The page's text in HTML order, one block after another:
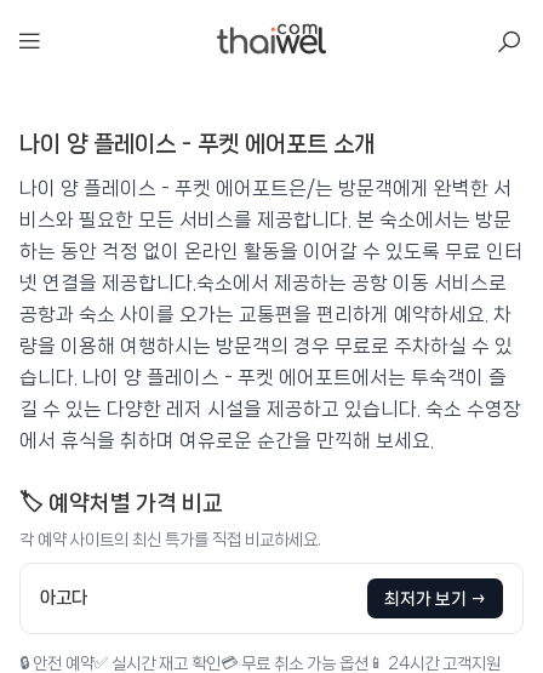
나이 양 플레이스 - 푸켓 에어포트
📍 푸켓★★★ ⭐ 8.5
💰 최저가 확인 · 예약하기
나이 양 플레이스 - 푸켓 에어포트 소개
나이 양 플레이스 - 푸켓 에어포트은/는 방문객에게 완벽한 서
비스와 필요한 모든 서비스를 제공합니다. 본 숙소에서는 방문
하는 동안 걱정 없이 온라인 활동을 이어갈 수 있도록 무료 인터
넷 연결을 제공합니다.숙소에서 제공하는 공항 이동 서비스로
공항과 숙소 사이를 오가는 교통편을 편리하게 예약하세요. 차
량을 이용해 여행하시는 방문객의 경우 무료로 주차하실 수 있
습니다. 나이 양 플레이스 - 푸켓 에어포트에서는 투숙객이 즐
길 수 있는 다양한 레저 시설을 제공하고 있습니다. 숙소 수영장
에서 휴식을 취하며 여유로운 순간을 만끽해 보세요.
🏷️ 예약처별 가격 비교
각 예약 사이트의 최신 특가를 직접 비교하세요.
아고다 최저가 보기 →
🔒 안전 예약✅ 실시간 재고 확인 💳 무료 취소 가능 옵션 📱 24시간 고객지원